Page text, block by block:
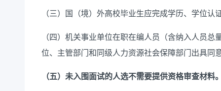
（三） 国（境）外高校毕业生应完成学历、学位认
（四） 机关事业单位在职在编人员
（含纳入人员总
位、主管部门和同级人力资源社会保障部门出具同
（五） 未入围面试的人选不需要提供资格审查材料